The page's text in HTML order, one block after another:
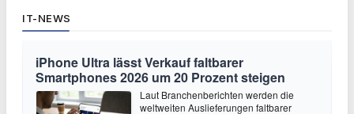
IT-NEWS
iPhone Ultra lässt Verkauf faltbarer
Smartphones 2026 um 20 Prozent steigen
Laut Branchenberichten werden die
weltweiten Auslieferungen faltbarer